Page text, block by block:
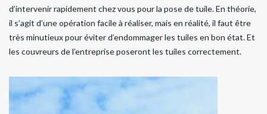
d’intervenir rapidement chez vous pour la pose de tuile. En théorie,
il s’agit d’une opération facile à réaliser, mais en réalité, il faut être
très minutieux pour éviter d’endommager les tuiles en bon état. Et
les couvreurs de l’entreprise poseront les tuiles correctement.